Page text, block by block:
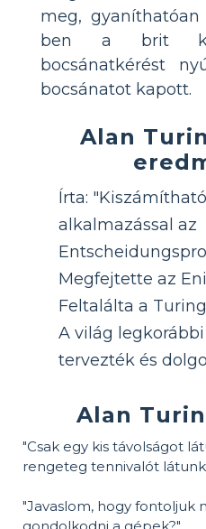
meg, gyaníthatóan
ben a brit
bocsánatkérést
bocsánatot kapott.
Alan
Írta:
alkalmazással az
Megfejtette az
Feltalálta a
A világ
tervezték és
Alan
"Csak egy kis távolságot
rengeteg tennivalót
"Javaslom, hogy fontoljuk